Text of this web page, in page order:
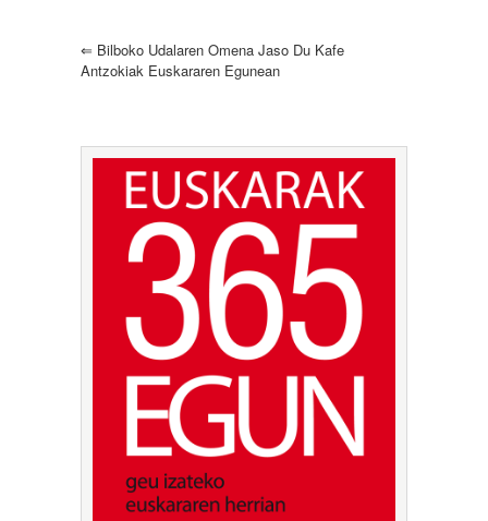
⇐ Bilboko Udalaren Omena Jaso Du Kafe
Antzokiak Euskararen Egunean